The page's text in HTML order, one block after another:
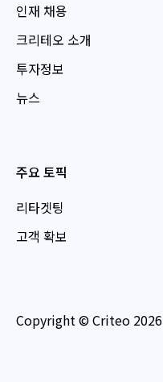
인재 채용
크리테오 소개
투자정보
뉴스
주요 토픽
리타겟팅
고객 확보
Copyright © Criteo 2026